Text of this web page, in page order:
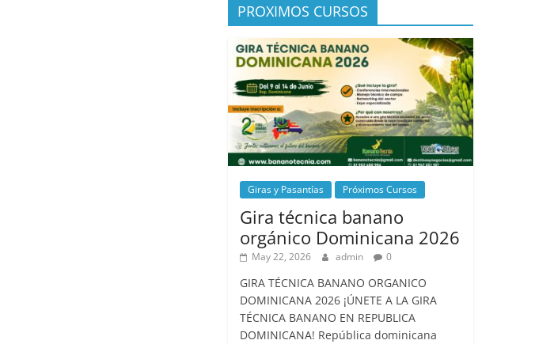
PROXIMOS CURSOS
Giras y Pasantías Próximos Cursos
Gira técnica banano
orgánico Dominicana 2026
May 22, 2026 admin 0
GIRA TÉCNICA BANANO ORGANICO
DOMINICANA 2026 ¡ÚNETE A LA GIRA
TÉCNICA BANANO EN REPUBLICA
DOMINICANA! República dominicana